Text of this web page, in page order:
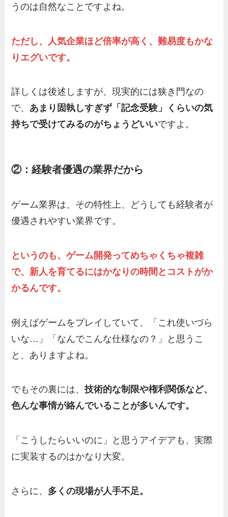
うのは自然なことですよね。
ただし、人気企業ほど倍率が高く、難易度もかな
りエグいです。
詳しくは後述しますが、現実的には狭き門なの
で、 あまり固執しすぎず「記念受験」くらいの気
持ちで受けてみるのがちょうどいいですよ。
②：経験者優遇の業界だから
ゲーム業界は、その特性上、どうしても経験者が
優遇されやすい業界です。
というのも、ゲーム開発ってめちゃくちゃ複雑
で、新人を育てるにはかなりの時間とコストがか
かるんです。
例えばゲームをプレイしていて、「これ使いづら
いな…」「なんでこんな仕様なの？」と思うこ
と、ありますよね。
でもその裏には、技術的な制限や権利関係など、
色んな事情が絡んでいることが多いんです。
「こうしたらいいのに」と思うアイデアも、実際
に実装するのはかなり大変。
さらに、 多くの現場が人手不足。